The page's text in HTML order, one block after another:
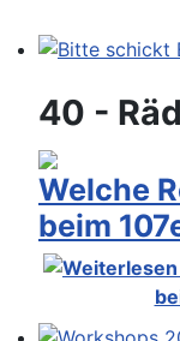
40 -
Welche
beim